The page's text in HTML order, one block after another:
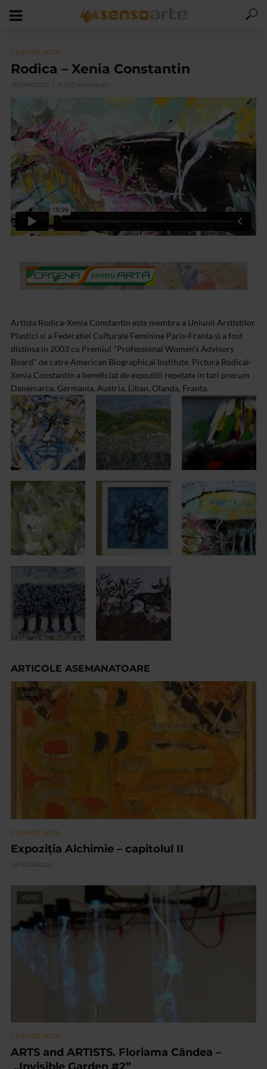
CLIPA DE ARTA
Rodica – Xenia Constantin
30/04/2010 5.280 vizualizari
Artista Rodica-Xenia Constantin este membra a Uniunii Arstistilor
Plastici si a Federatiei Culturale Feminine Paris-Franta si a fost
distinsa in 2003 cu Premiul "Professional Women's Advisory
Board" de catre American Biographical Institute. Pictura Rodicai-
Xenia Constantin a beneficiat de expozitii repetate in tari precum
Danemarca, Germania, Austria, Liban, Olanda, Franta.
ARTICOLE ASEMANATOARE
VIDEO
CLIPA DE ARTA
Expoziția Alchimie – capitolul II
12 vizualizari
VIDEO
CLIPA DE ARTA
ARTS and ARTISTS. Floriama Cândea –